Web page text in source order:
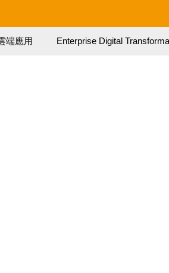
端應用 Enterprise Digital